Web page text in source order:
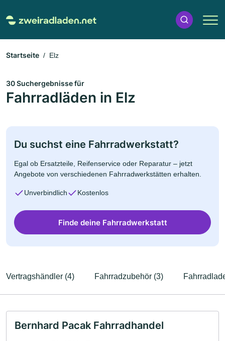
Startseite Elz
30 Suchergebnisse für
Fahrradläden in Elz
Du suchst eine Fahrradwerkstatt?
Egal ob Ersatzteile, Reifenservice oder Reparatur – jetzt
Angebote von verschiedenen Fahrradwerkstätten erhalten.
Unverbindlich Kostenlos
Finde deine Fahrradwerkstatt
Vertragshändler (4) Fahrradzubehör (3)
Bernhard Pacak Fahrradhandel